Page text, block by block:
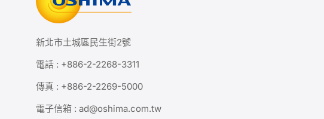
新北市土城區民生街2號
電話 : +886-2-2268-3311
傳真 : +886-2-2269-5000
電子信箱 : ad@oshima.com.tw